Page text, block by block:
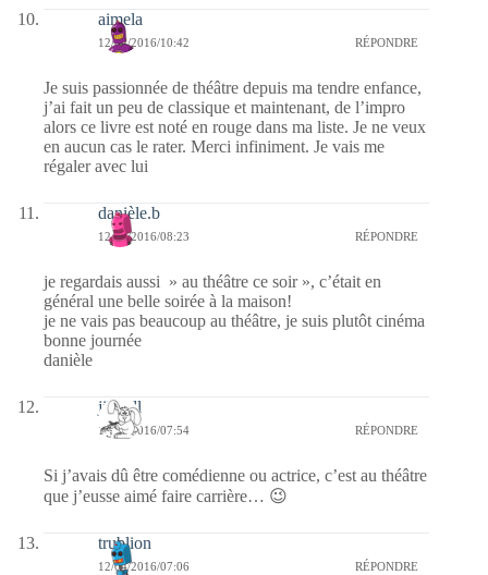
aimela
12/04/2016/10:42 RÉPONDRE
Je suis passionnée de théâtre depuis ma tendre enfance,
j’ai fait un peu de classique et maintenant, de l’impro
alors ce livre est noté en rouge dans ma liste. Je ne veux
en aucun cas le rater. Merci infiniment. Je vais me
régaler avec lui
danièle.b
12/04/2016/08:23 RÉPONDRE
je regardais aussi » au théâtre ce soir », c’était en
général une belle soirée à la maison!
je ne vais pas beaucoup au théâtre, je suis plutôt cinéma
bonne journée
danièle
jill bill
12/04/2016/07:54 RÉPONDRE
Si j’avais dû être comédienne ou actrice, c’est au théâtre
que j’eusse aimé faire carrière… 😉
trublion
12/04/2016/07:06 RÉPONDRE